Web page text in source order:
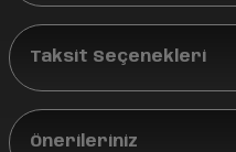
Taksit Seçenekleri
Önerileriniz